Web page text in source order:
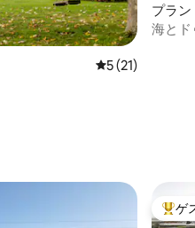
平均評価
レビュー21件、
5 (21)
プラン
軒家
海とド
大好
ゲ